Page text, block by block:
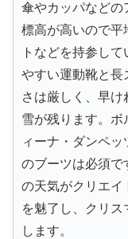
傘やカッパなどの
標高が高いので平
トなどを持参し
やすい運動靴と長
さは厳しく、早
雪が残ります。ボ
ィーナ・ダンペ
のブーツは必須で
の天気がクリエイ
を魅了し、クリ
します。